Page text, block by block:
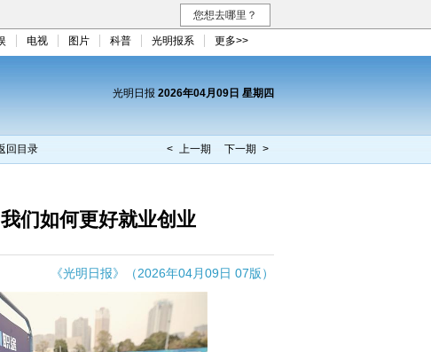
您想去哪里？
电视 图片 科普 光明报系 更多>>
光明日报 2026年04月09日 星期四
回目录 < 上一期 下一期 >
们如何更好就业创业
《光明日报》（2026年04月09日 07版）